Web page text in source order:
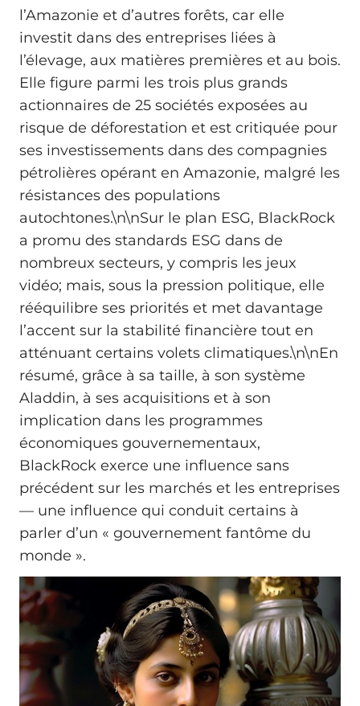
l’Amazonie et d’autres forêts, car elle
investit dans des entreprises liées à
l’élevage, aux matières premières et au bois.
Elle figure parmi les trois plus grands
actionnaires de 25 sociétés exposées au
risque de déforestation et est critiquée pour
ses investissements dans des compagnies
pétrolières opérant en Amazonie, malgré les
résistances des populations
autochtones.\n\nSur le plan ESG, BlackRock
a promu des standards ESG dans de
nombreux secteurs, y compris les jeux
vidéo; mais, sous la pression politique, elle
rééquilibre ses priorités et met davantage
l’accent sur la stabilité financière tout en
atténuant certains volets climatiques.\n\nEn
résumé, grâce à sa taille, à son système
Aladdin, à ses acquisitions et à son
implication dans les programmes
économiques gouvernementaux,
BlackRock exerce une influence sans
précédent sur les marchés et les entreprises
— une influence qui conduit certains à
parler d’un « gouvernement fantôme du
monde ».